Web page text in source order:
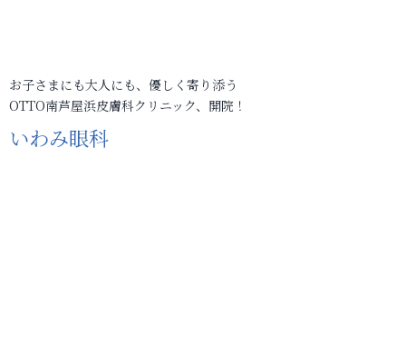
お子さまにも大人にも、優しく寄り添う
OTTO南芦屋浜皮膚科クリニック、開院！
いわみ眼科